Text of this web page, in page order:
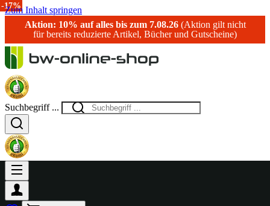
Zum Inhalt springen
Aktion: 10% auf alles bis zum 7.08.26(Aktion gilt nicht
für bereits reduzierte Artikel, Bücher und Gutscheine)
Suchbegriff ...
-17%